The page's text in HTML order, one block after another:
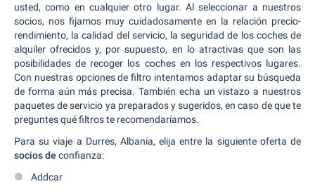
usted, como en cualquier otro lugar. Al seleccionar a nuestros
socios, nos fijamos muy cuidadosamente en la relación precio-
rendimiento, la calidad del servicio, la seguridad de los coches de
alquiler ofrecidos y, por supuesto, en lo atractivas que son las
posibilidades de recoger los coches en los respectivos lugares.
Con nuestras opciones de filtro intentamos adaptar su búsqueda
de forma aún más precisa. También echa un vistazo a nuestros
paquetes de servicio ya preparados y sugeridos, en caso de que te
preguntes qué filtros te recomendaríamos.
Para su viaje a Durres, Albania, elija entre la siguiente oferta de
socios de confianza:
Addcar